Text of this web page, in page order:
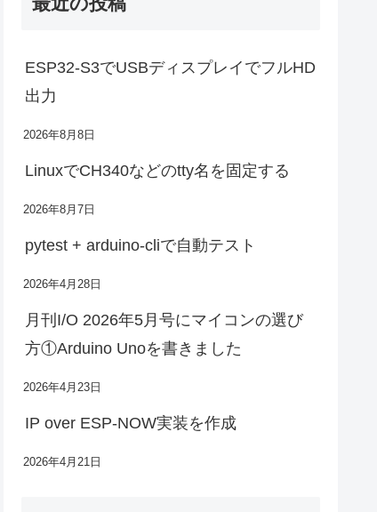
ESP32-S3でUSBディスプレイでフルHD
出力
2026年8月8日
LinuxでCH340などのtty名を固定する
2026年8月7日
pytest + arduino-cliで自動テスト
2026年4月28日
月刊I/O 2026年5月号にマイコンの選び
方①Arduino Unoを書きました
2026年4月23日
IP over ESP-NOW実装を作成
2026年4月21日